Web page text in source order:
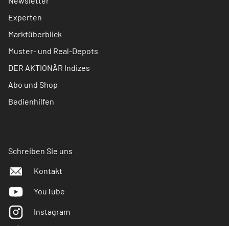
Experten
Marktüberblick
Muster- und Real-Depots
DER AKTIONÄR Indizes
Abo und Shop
Bedienhilfen
Schreiben Sie uns
Kontakt
YouTube
Instagram